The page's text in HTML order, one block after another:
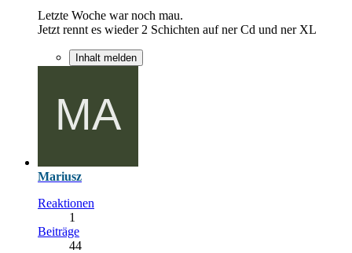
Letzte Woche war noch mau.
Jetzt rennt es wieder 2 Schichten auf ner Cd und ner XL
Inhalt melden
Mariusz
Reaktionen
1
Beiträge
44